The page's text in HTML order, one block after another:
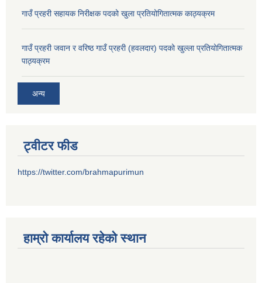
गाउँ प्रहरी सहायक निरीक्षक पदको खुला प्रतियोगितात्मक काठ्यक्रम
गाउँ प्रहरी जवान र वरिष्ठ गाउँ प्रहरी (हवलदार) पदको खुल्ला प्रतियोगितात्मक
पाठ्‍यक्रम
अन्य
ट्वीटर फीड
https://twitter.com/brahmapurimun
हाम्राे कार्यालय रहेकाे स्थान